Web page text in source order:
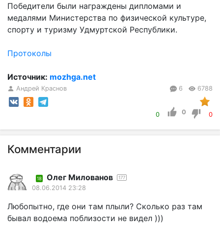
Победители были награждены дипломами и
медалями Министерства по физической культуре,
спорту и туризму Удмуртской Республики.
Протоколы
Источник: mozhga.net
Андрей Краснов 6 6788
0 0 0
Комментарии
18 Олег Милованов 177
08.06.2014 23:28
Любопытно, где они там плыли? Сколько раз там
бывал водоема поблизости не видел )))